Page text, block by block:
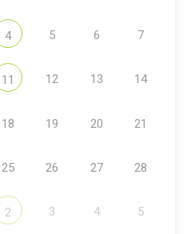
4 5 6 7
11 12 13 14
18 19 20 21
25 26 27 28
2 3 4 5